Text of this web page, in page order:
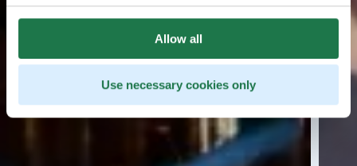
Allow all
Use necessary cookies only